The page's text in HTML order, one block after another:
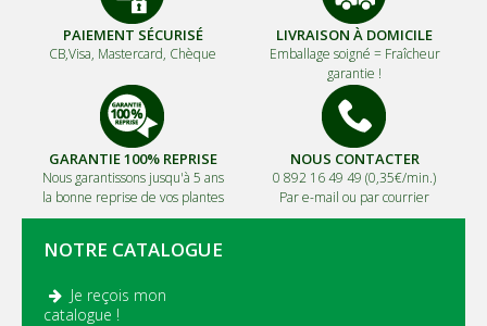
PAIEMENT SÉCURISÉ
CB,Visa, Mastercard, Chèque
LIVRAISON À DOMICILE
Emballage soigné = Fraîcheur
garantie !
GARANTIE 100% REPRISE
Nous garantissons jusqu'à 5 ans
la bonne reprise de vos plantes
NOUS CONTACTER
0 892 16 49 49 (0,35€/min.)
Par e-mail ou par courrier
NOTRE CATALOGUE
Je reçois mon
catalogue !